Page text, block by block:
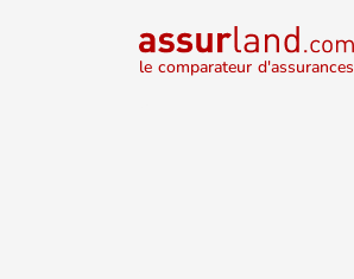
le comparateur d'assurances